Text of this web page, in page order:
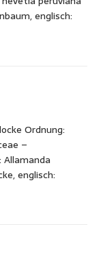
englisch:
Ordnung:
–
englisch: